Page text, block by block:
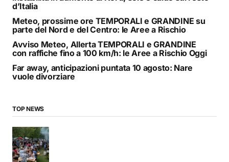
d’Italia
Meteo, prossime ore TEMPORALI e GRANDINE su
parte del Nord e del Centro: le Aree a Rischio
Avviso Meteo, Allerta TEMPORALI e GRANDINE
con raffiche fino a 100 km/h: le Aree a Rischio Oggi
Far away, anticipazioni puntata 10 agosto: Nare
vuole divorziare
TOP NEWS